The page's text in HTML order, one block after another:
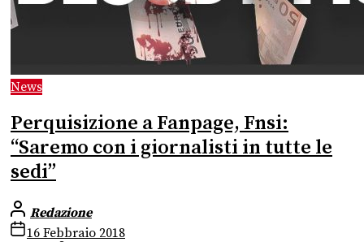
News
Perquisizione a Fanpage, Fnsi:
“Saremo con i giornalisti in tutte le
sedi”
Redazione
16 Febbraio 2018